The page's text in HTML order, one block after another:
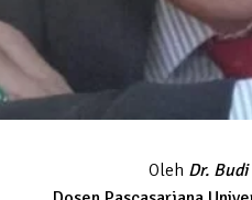
Oleh Dr.